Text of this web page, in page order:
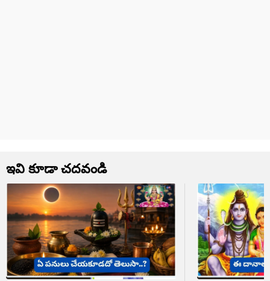
ఇవి కూడా చదవండి